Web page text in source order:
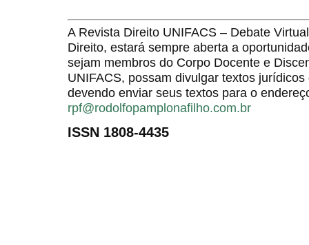
A Revista Direito UNIFACS – Debate
Direito, estará sempre aberta a
sejam membros do Corpo Docente e
UNIFACS, possam divulgar textos
devendo enviar seus textos para o
rpf@rodolfopamplonafilho.com.br
ISSN 1808-4435